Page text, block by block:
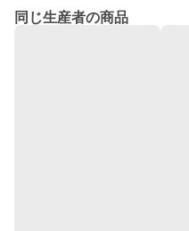
同じ生産者の商品